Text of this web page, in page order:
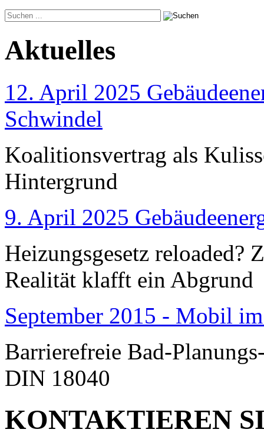
Aktuelles
12. April 2025
Schwindel
Koalitionsvertrag als
Hintergrund
9. April 2025
Heizungsgesetz reloaded?
Realität klafft ein Abgrund
September 2015 - Mobil
Barrierefreie Bad-
DIN 18040
KONTAKTIEREN